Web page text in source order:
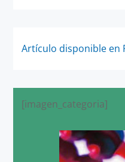
Artículo disponible en
[imagen_categoria]